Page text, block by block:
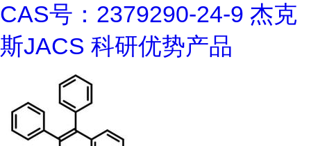
CAS号：2379290-24-9 杰克
斯JACS 科研优势产品